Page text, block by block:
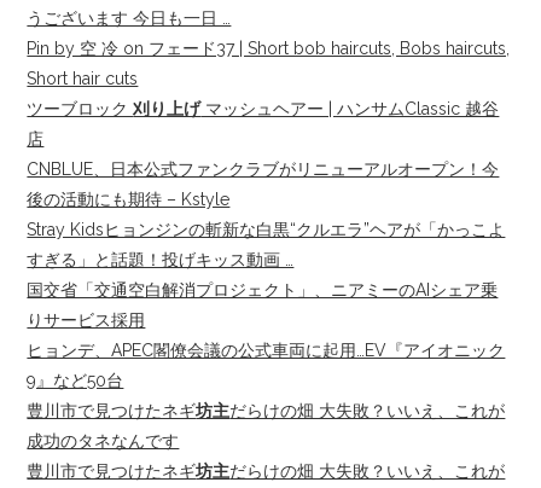
うございます 今日も一日 …
Pin by 空 冷 on フェード37 | Short bob haircuts, Bobs haircuts,
Short hair cuts
ツーブロック刈り上げマッシュヘアー | ハンサムClassic 越谷
店
CNBLUE、日本公式ファンクラブがリニューアルオープン！今
後の活動にも期待 – Kstyle
Stray Kidsヒョンジンの斬新な白黒“クルエラ”ヘアが「かっこよ
すぎる」と話題！投げキッス動画 …
国交省「交通空白解消プロジェクト」、ニアミーのAIシェア乗
りサービス採用
ヒョンデ、APEC閣僚会議の公式車両に起用…EV『アイオニック
9』など50台
豊川市で見つけたネギ坊主だらけの畑 大失敗？いいえ、これが
成功のタネなんです
豊川市で見つけたネギ坊主だらけの畑 大失敗？いいえ、これが